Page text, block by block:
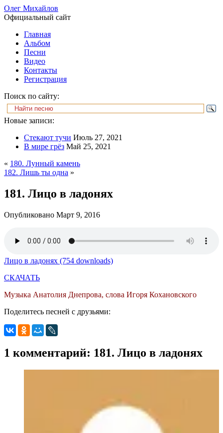
Олег Михайлов
Официальный сайт
Главная
Альбом
Песни
Видео
Контакты
Регистрация
Поиск по сайту:
Новые записи:
Стекают тучи Июль 27, 2021
В мире грёз Май 25, 2021
« 180. Лунный камень
182. Лишь ты одна »
181. Лицо в ладонях
Опубликовано Март 9, 2016
Лицо в ладонях (754 downloads)
СКАЧАТЬ
Музыка Анатолия Днепрова, слова Игоря Кохановского
Поделитесь песней с друзьями:
1 комментарий: 181. Лицо в ладонях